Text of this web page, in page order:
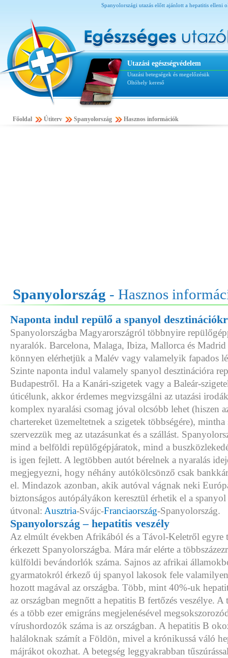
Spanyolországi utazás előtt ajánlott a hepatitis elleni
Utazási egészségvédelem
Utazási betegségek és megelőzésük
Oltóhely kereső
Főoldal Útiterv Spanyolország Hasznos információk
Spanyolország - Hasznos
Naponta indul repülő a spanyol
Spanyolországba Magyarországról többnyire
nyaralók. Barcelona, Malaga, Ibiza, Mallorca és Madrid
könnyen elérhetjük a Malév vagy valamelyik fapados
Szinte naponta indul valamely spanyol desztinációra
Budapestről. Ha a Kanári-szigetek vagy a Baleár-
úticélunk, akkor érdemes megvizsgálni az utazási
komplex nyaralási csomag jóval olcsóbb lehet (hiszen
chartereket üzemeltetnek a szigetek többségére),
szervezzük meg az utazásunkat és a szállást.
mind a belföldi repülőgépjáratok, mind a
is igen fejlett. A legtöbben autót bérelnek a nyaralás
megjegyezni, hogy néhány autókölcsönző csak
el. Mindazok azonban, akik autóval vágnak neki
biztonságos autópályákon keresztül érhetik el a
útvonal: Ausztria-Svájc-Franciaország-Spanyolország.
Spanyolország – hepatitis veszély
Az elmúlt években Afrikából és a Távol-Keletről egyre
érkezett Spanyolországba. Mára már elérte a
külföldi bevándorlók száma. Sajnos az afrikai
gyarmatokról érkező új spanyol lakosok fele
hozott magával az országba. Több, mint 40%-uk
az országban megnőtt a hepatitis B fertőzés veszélye. A
és a több ezer emigráns megjelenésével
vírushordozók száma is az országban. A hepatitis B
haláloknak számít a Földön, mivel a krónikussá váló
májrákot okozhat. A betegség leggyakrabban